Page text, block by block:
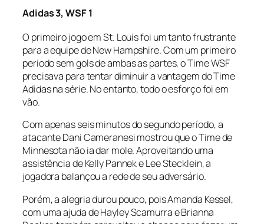
Adidas 3, WSF 1
O primeiro jogo em St. Louis foi um tanto frustrante
para a equipe de New Hampshire. Com um primeiro
período sem gols de ambas as partes, o Time WSF
precisava para tentar diminuir a vantagem do Time
Adidas na série. No entanto, todo o esforço foi em
vão.
Com apenas seis minutos do segundo período, a
atacante Dani Cameranesi mostrou que o Time de
Minnesota não ia dar mole. Aproveitando uma
assistência de Kelly Pannek e Lee Stecklein, a
jogadora balançou a rede de seu adversário.
Porém, a alegria durou pouco, pois Amanda Kessel,
com uma ajuda de Hayley Scamurra e Brianna